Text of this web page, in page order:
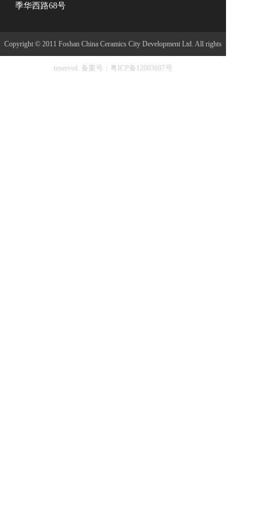
季华西路68号
Copyright © 2011 Foshan China Ceramics City Development Ltd. All rights
reserved. 备案号：粤ICP备12003697号